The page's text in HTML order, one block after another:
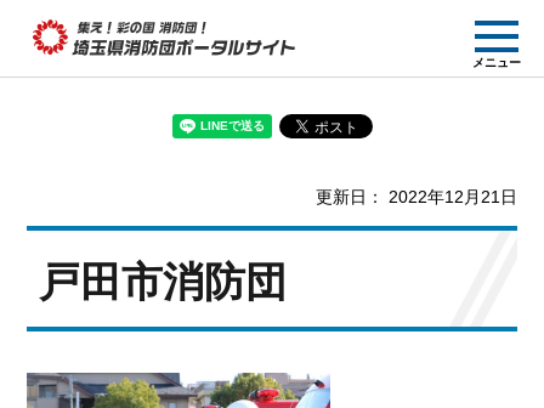
集え! 彩の国消防団!
埼玉県消防団ポー
タルサイト
メニュー
更新日： 2022年12月21日
戸田市消防団